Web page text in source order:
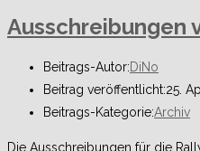
Ausschreibungen
Beitrags-Autor:DiNo
Beitrag veröffentlicht:25.
Beitrags-Kategorie:Archiv
Die Ausschreibungen für die